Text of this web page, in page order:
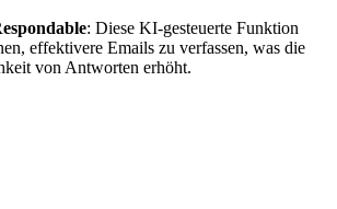
: Diese KI-gesteuerte Funktion
effektivere Emails zu verfassen, was die
von Antworten erhöht.